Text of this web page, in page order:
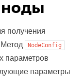
ноды
получения
NodeConfig
параметров
параметры